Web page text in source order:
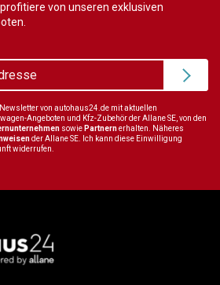
von unseren exklusiven
von autohaus24.de mit aktuellen
Angeboten und Kfz-Zubehör der Allane SE, von den
sowie Partnernerhalten. Näheres
der Allane SE. Ich kann diese Einwilligung
widerrufen.